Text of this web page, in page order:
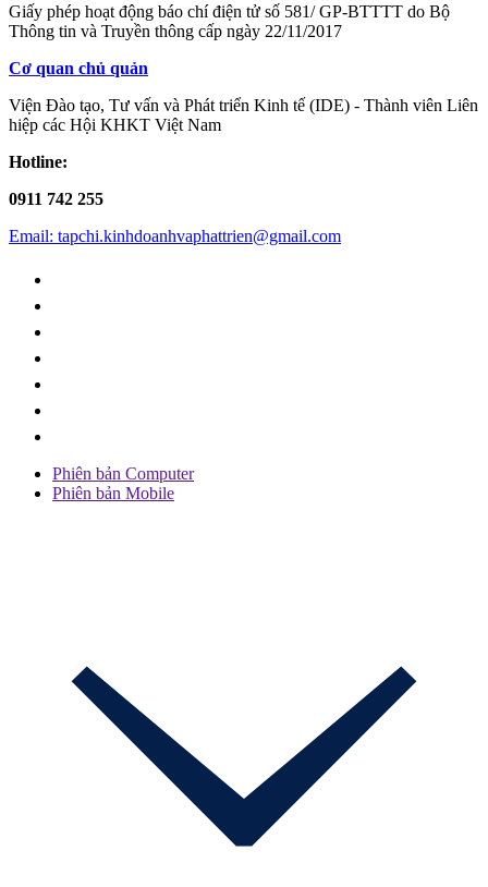
Giấy phép hoạt động báo chí điện tử số 581/ GP-BTTTT do Bộ
Thông tin và Truyền thông cấp ngày 22/11/2017
Cơ quan chủ quản
Viện Đào tạo, Tư vấn và Phát triển Kinh tế (IDE) - Thành viên Liên
hiệp các Hội KHKT Việt Nam
Hotline:
0911 742 255
Email: tapchi.kinhdoanhvaphattrien@gmail.com
Phiên bản Computer
Phiên bản Mobile